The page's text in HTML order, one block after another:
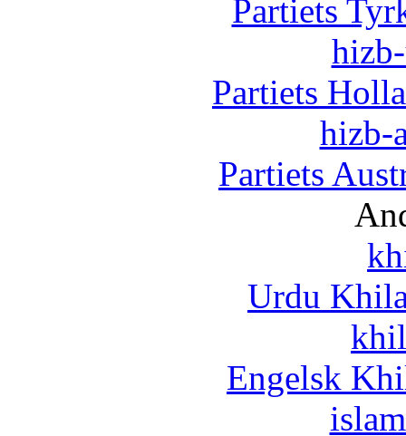
Partiets
Partiets
hizb-
Partiets
Urdu
Engelsk